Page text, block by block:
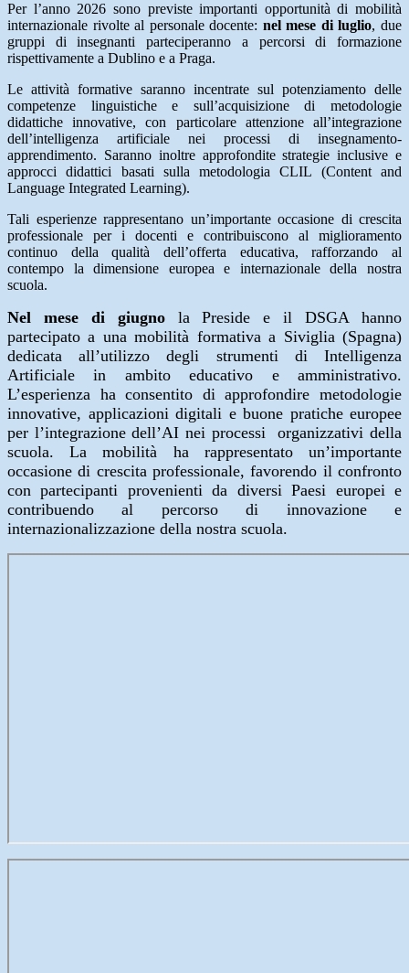
Per l’anno 2026 sono previste importanti opportunità di mobilità
internazionale rivolte al personale docente: nel mese di luglio, due
gruppi di insegnanti parteciperanno a percorsi di formazione
rispettivamente a Dublino e a Praga.
Le attività formative saranno incentrate sul potenziamento delle
competenze linguistiche e sull’acquisizione di metodologie
didattiche innovative, con particolare attenzione all’integrazione
dell’intelligenza artificiale nei processi di insegnamento-
apprendimento. Saranno inoltre approfondite strategie inclusive e
approcci didattici basati sulla metodologia CLIL (Content and
Language Integrated Learning).
Tali esperienze rappresentano un’importante occasione di crescita
professionale per i docenti e contribuiscono al miglioramento
continuo della qualità dell’offerta educativa, rafforzando al
contempo la dimensione europea e internazionale della nostra
scuola.
Nel mese di giugnola Preside e il DSGA hanno
partecipato a una mobilità formativa a Siviglia (Spagna)
dedicata all’utilizzo degli strumenti di Intelligenza
Artificiale in ambito educativo e amministrativo.
L’esperienza ha consentito di approfondire metodologie
innovative, applicazioni digitali e buone pratiche europee
per l’integrazione dell’AI nei processi organizzativi della
scuola. La mobilità ha rappresentato un’importante
occasione di crescita professionale, favorendo il confronto
con partecipanti provenienti da diversi Paesi europei e
contribuendo al percorso di innovazione e
internazionalizzazione della nostra scuola.